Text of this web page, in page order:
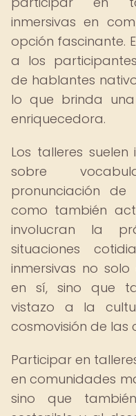
inmersivas en
opción fascinante.
a los
de hablantes
lo que brinda
enriquecedora.
Los talleres
sobre
pronunciación
como también
involucran la
situaciones
inmersivas no
en sí, sino que
vistazo a la
cosmovisión de las
Participar en
en comunidades
sino que